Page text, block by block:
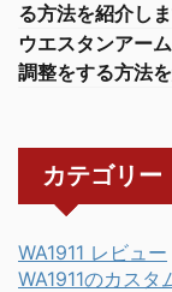
る方法を紹介し
ウエスタンアー
調整をする方法
カテゴリー
WA1911 レビュー
WA1911のカスタ